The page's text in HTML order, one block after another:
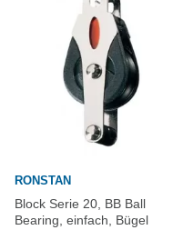
RONSTAN
Block Serie 20, BB Ball
Bearing, einfach, Bügel